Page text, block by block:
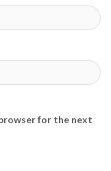
for the next